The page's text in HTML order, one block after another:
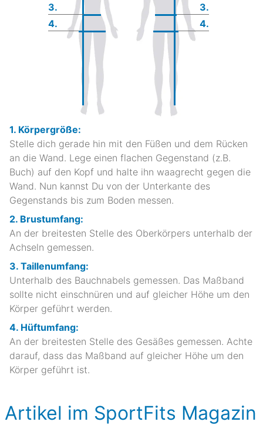
3.
3.
4.
4.
1. Körpergröße:
Stelle dich gerade hin mit den Füßen und dem Rücken
an die Wand. Lege einen flachen Gegenstand (z.B.
Buch) auf den Kopf und halte ihn waagrecht gegen die
Wand. Nun kannst Du von der Unterkante des
Gegenstands bis zum Boden messen.
2. Brustumfang:
An der breitesten Stelle des Oberkörpers unterhalb der
Achseln gemessen.
3. Taillenumfang:
Unterhalb des Bauchnabels gemessen. Das Maßband
sollte nicht einschnüren und auf gleicher Höhe um den
Körper geführt werden.
4. Hüftumfang:
An der breitesten Stelle des Gesäßes gemessen. Achte
darauf, dass das Maßband auf gleicher Höhe um den
Körper geführt ist.
Artikel im SportFits Magazin